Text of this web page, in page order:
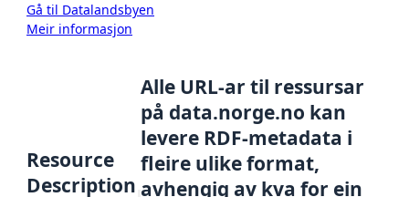
Gå til Datalandsbyen
Meir informasjon
Resource
Description
Alle URL-ar til ressursar
på data.norge.no kan
levere RDF-metadata i
fleire ulike format,
avhengig av kva for ein